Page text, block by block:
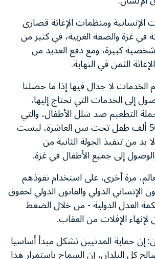
الإنسانية ومنظمات الإغاثة قصارى
في غزة والضفة الغربية، في كثير من
كبيرة، ومع دفع العديد من
الثمن في النهاية.
الخدمات لا جدال فيها إذا ما حصلنا
إلى الخدمات التي نحتاج إليها،
التطعيم ضد شلل الأطفال، والتي
شملت أكثر من 560 ألف طفل تحت سن العاشرة، ليست
من تنفيذ الجولة الثانية من
إلى جميع الأطفال في غزة.
مرة أخرى، على استخدام نفوذهم
الإنساني الدولي والقانون الدولي لحقوق
العدل الدولية - من خلال الضغط
لإنهاء الإفلات من العقاب.
إن حماية المدنيين تشكل مبدأ أساسيا
كل البلدان، إن السماح باستمرار هذا